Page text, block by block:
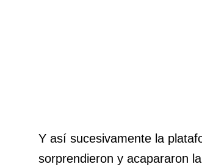
Y así sucesivamente la
sorprendieron y acapararon